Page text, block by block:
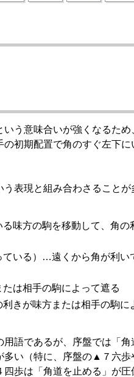
う意味合いが強くなるため
初期配置で角のすぐ左下に
う表現と組み合わさることが
味方の駒を移動して、角の
ている）…遠くから角が利い
は相手の駒によって遮る
きが味方または相手の駒に
用語であるが、序盤では「角
多い（特に、序盤の▲７六
歩は「角道を止める」が圧